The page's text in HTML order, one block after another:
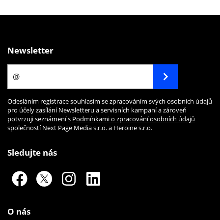
Newsletter
Odesláním registrace souhlasím se zpracováním svých osobních údajů
pro účely zasílání Newsletteru a servisních kampaní a zároveň
potvrzuji seznámení s Podmínkami o zpracování osobních údajů
společností Next Page Media s.r.o. a Heroine s.r.o.
Sledujte nás
O nás